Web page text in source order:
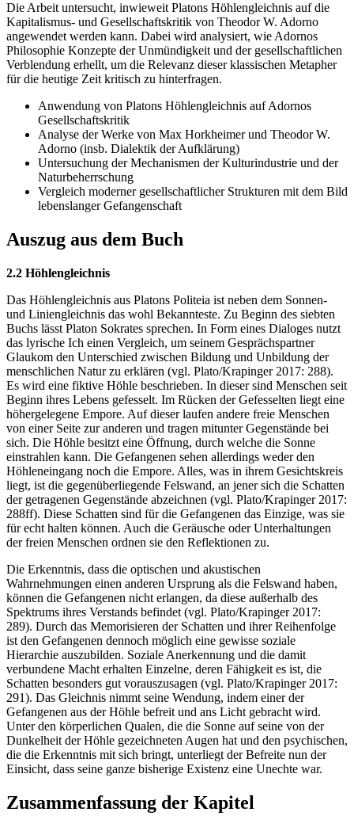
Die Arbeit untersucht, inwieweit Platons Höhlengleichnis auf die
Kapitalismus- und Gesellschaftskritik von Theodor W. Adorno
angewendet werden kann. Dabei wird analysiert, wie Adornos
Philosophie Konzepte der Unmündigkeit und der gesellschaftlichen
Verblendung erhellt, um die Relevanz dieser klassischen Metapher
für die heutige Zeit kritisch zu hinterfragen.
Anwendung von Platons Höhlengleichnis auf Adornos
Gesellschaftskritik
Analyse der Werke von Max Horkheimer und Theodor W.
Adorno (insb. Dialektik der Aufklärung)
Untersuchung der Mechanismen der Kulturindustrie und der
Naturbeherrschung
Vergleich moderner gesellschaftlicher Strukturen mit dem Bild
lebenslanger Gefangenschaft
Auszug aus dem Buch
2.2 Höhlengleichnis
Das Höhlengleichnis aus Platons Politeia ist neben dem Sonnen-
und Liniengleichnis das wohl Bekannteste. Zu Beginn des siebten
Buchs lässt Platon Sokrates sprechen. In Form eines Dialoges nutzt
das lyrische Ich einen Vergleich, um seinem Gesprächspartner
Glaukom den Unterschied zwischen Bildung und Unbildung der
menschlichen Natur zu erklären (vgl. Plato/Krapinger 2017: 288).
Es wird eine fiktive Höhle beschrieben. In dieser sind Menschen seit
Beginn ihres Lebens gefesselt. Im Rücken der Gefesselten liegt eine
höhergelegene Empore. Auf dieser laufen andere freie Menschen
von einer Seite zur anderen und tragen mitunter Gegenstände bei
sich. Die Höhle besitzt eine Öffnung, durch welche die Sonne
einstrahlen kann. Die Gefangenen sehen allerdings weder den
Höhleneingang noch die Empore. Alles, was in ihrem Gesichtskreis
liegt, ist die gegenüberliegende Felswand, an jener sich die Schatten
der getragenen Gegenstände abzeichnen (vgl. Plato/Krapinger 2017:
288ff). Diese Schatten sind für die Gefangenen das Einzige, was sie
für echt halten können. Auch die Geräusche oder Unterhaltungen
der freien Menschen ordnen sie den Reflektionen zu.
Die Erkenntnis, dass die optischen und akustischen
Wahrnehmungen einen anderen Ursprung als die Felswand haben,
können die Gefangenen nicht erlangen, da diese außerhalb des
Spektrums ihres Verstands befindet (vgl. Plato/Krapinger 2017:
289). Durch das Memorisieren der Schatten und ihrer Reihenfolge
ist den Gefangenen dennoch möglich eine gewisse soziale
Hierarchie auszubilden. Soziale Anerkennung und die damit
verbundene Macht erhalten Einzelne, deren Fähigkeit es ist, die
Schatten besonders gut vorauszusagen (vgl. Plato/Krapinger 2017:
291). Das Gleichnis nimmt seine Wendung, indem einer der
Gefangenen aus der Höhle befreit und ans Licht gebracht wird.
Unter den körperlichen Qualen, die die Sonne auf seine von der
Dunkelheit der Höhle gezeichneten Augen hat und den psychischen,
die die Erkenntnis mit sich bringt, unterliegt der Befreite nun der
Einsicht, dass seine ganze bisherige Existenz eine Unechte war.
Zusammenfassung der Kapitel